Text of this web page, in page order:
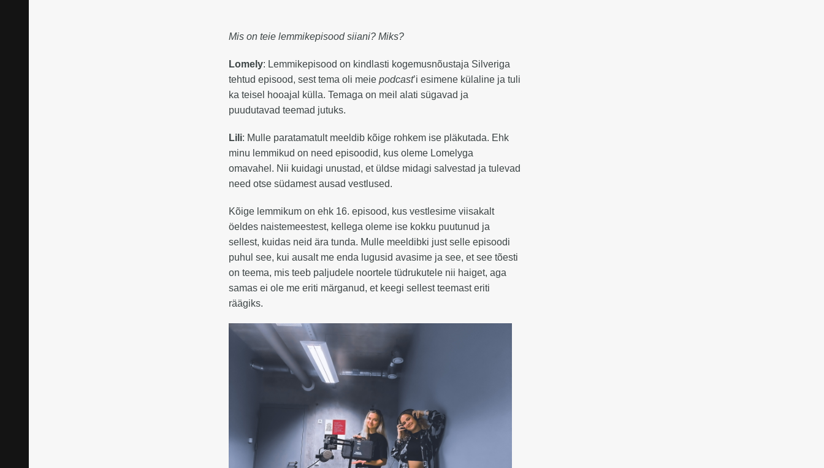
Mis on teie lemmikepisood siiani? Miks?
Lomely: Lemmikepisood on kindlasti kogemusnõustaja Silveriga
tehtud episood, sest tema oli meie podcast’i esimene külaline ja tuli
ka teisel hooajal külla. Temaga on meil alati sügavad ja
puudutavad teemad jutuks.
Lili: Mulle paratamatult meeldib kõige rohkem ise pläkutada. Ehk
minu lemmikud on need episoodid, kus oleme Lomelyga
omavahel. Nii kuidagi unustad, et üldse midagi salvestad ja tulevad
need otse südamest ausad vestlused.
Kõige lemmikum on ehk 16. episood, kus vestlesime viisakalt
öeldes naistemeestest, kellega oleme ise kokku puutunud ja
sellest, kuidas neid ära tunda. Mulle meeldibki just selle episoodi
puhul see, kui ausalt me enda lugusid avasime ja see, et see tõesti
on teema, mis teeb paljudele noortele tüdrukutele nii haiget, aga
samas ei ole me eriti märganud, et keegi sellest teemast eriti
räägiks.